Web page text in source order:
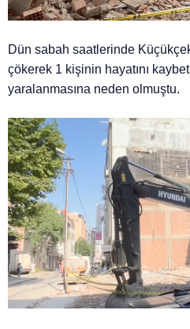
Dün sabah saatlerinde
çökerek 1 kişinin hayatını
yaralanmasına neden olmuştu.